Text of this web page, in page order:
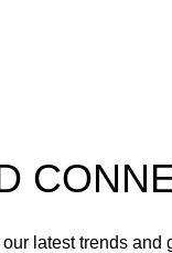
latest trends and